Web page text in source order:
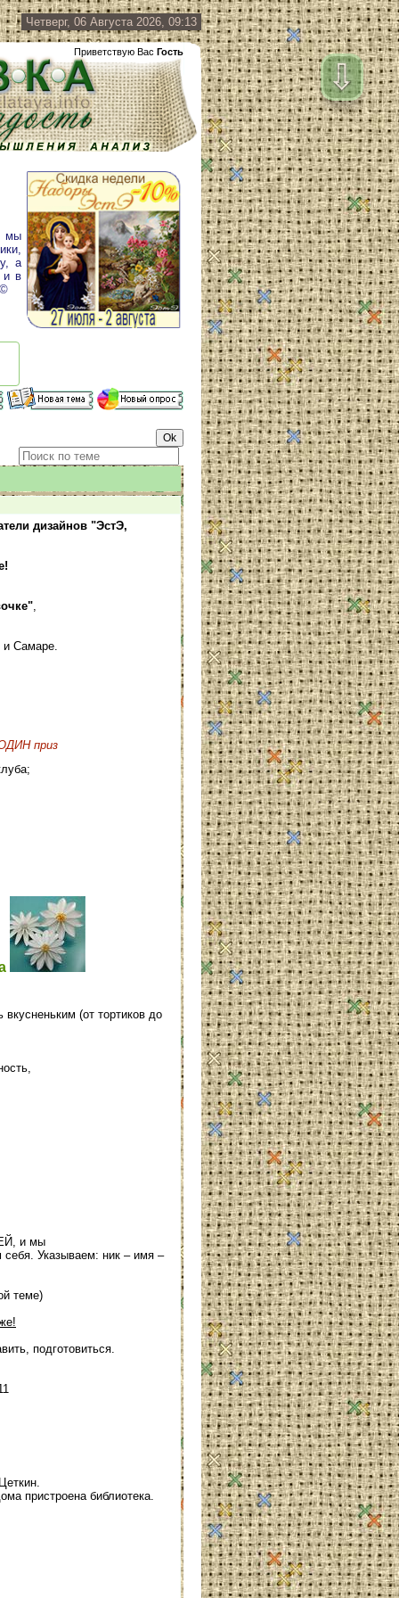
Четверг, 06 Августа 2026, 09:13
Приветствую Вас Гость
мы
а
и в
дизайнов "ЭстЭ,
,
и Самаре.
приз
(от тортиков до
и мы
Указываем: ник – имя –
теме)
подготовиться.
пристроена библиотека.
⇩